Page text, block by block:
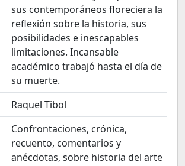
sus contemporáneos floreciera la
reflexión sobre la historia, sus
posibilidades e inescapables
limitaciones. Incansable
académico trabajó hasta el día de
su muerte.
Raquel Tibol
Confrontaciones, crónica,
recuento, comentarios y
anécdotas, sobre historia del arte